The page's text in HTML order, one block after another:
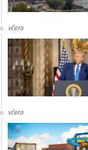
včera
včera